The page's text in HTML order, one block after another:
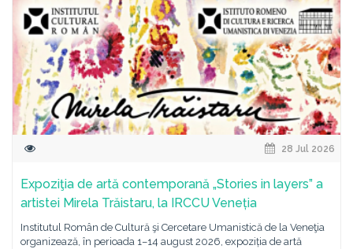
28 Jul 2026
Expoziţia de artă contemporană „Stories in layers” a
artistei Mirela Trăistaru, la IRCCU Veneția
Institutul Român de Cultură şi Cercetare Umanistică de la Veneţia
organizează, în perioada 1–14 august 2026, expoziția de artă